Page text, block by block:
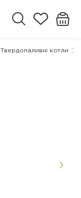
Твердопаливні котли